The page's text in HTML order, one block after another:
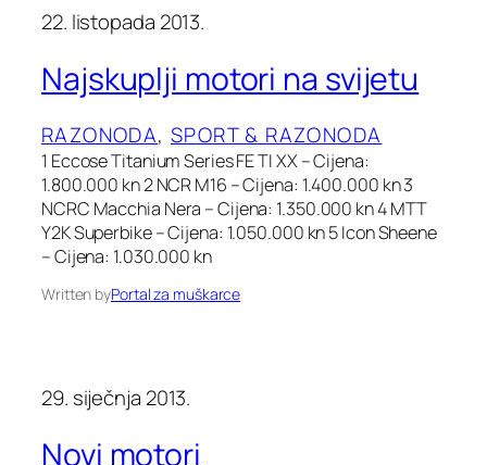
22. listopada 2013.
Najskuplji motori na svijetu
RAZONODA, SPORT & RAZONODA
1 Eccose Titanium Series FE TI XX – Cijena:
1.800.000 kn 2 NCR M16 – Cijena: 1.400.000 kn 3
NCRC Macchia Nera – Cijena: 1.350.000 kn 4 MTT
Y2K Superbike – Cijena: 1.050.000 kn 5 Icon Sheene
– Cijena: 1.030.000 kn
Written byPortal za muškarce
29. siječnja 2013.
Novi motori